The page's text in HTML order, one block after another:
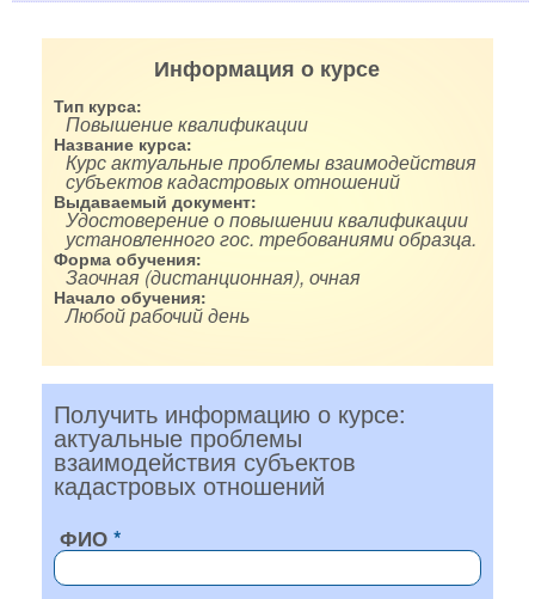
Информация о курсе
Тип курса:
Повышение квалификации
Название курса:
Курс актуальные проблемы взаимодействия
субъектов кадастровых отношений
Выдаваемый документ:
Удостоверение о повышении квалификации
установленного гос. требованиями образца.
Форма обучения:
Заочная (дистанционная), очная
Начало обучения:
Любой рабочий день
Получить информацию о курсе:
актуальные проблемы
взаимодействия субъектов
кадастровых отношений
ФИО